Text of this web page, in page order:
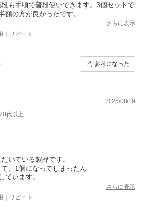
も手頃で普段使いできます。3個セットで
額の方が良かったです。
さらに表示
｜リピート
参考になった
2025/08/19
70代以上
いている製品です。
、1個になってしまったん
ています。
に入っています。
っていると思います。
さらに表示
｜リピート